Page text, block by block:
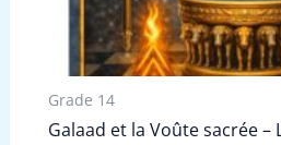
Grade 14
Galaad et la Voûte sacrée –